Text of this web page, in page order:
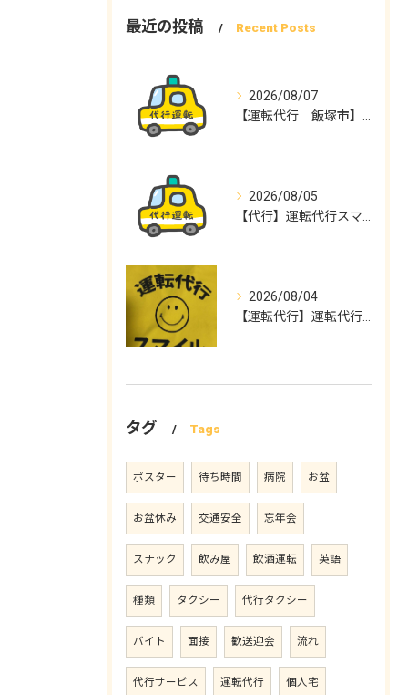
最近の投稿 Recent Posts
2026/08/07
2026/08/05
2026/08/04
タグ Tags
ポスター 待ち時間 病院 お盆
お盆休み 交通安全 忘年会
スナック 飲み屋 飲酒運転 英語
種類 タクシー 代行タクシー
バイト 面接 歓送迎会 流れ
代行サービス 運転代行 個人宅